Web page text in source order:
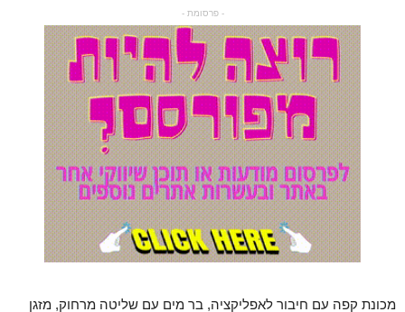
- פרסומת -
מכונת קפה עם חיבור לאפליקציה, בר מים עם שליטה מרחוק, מזגן